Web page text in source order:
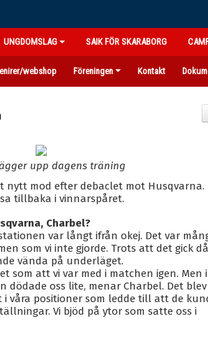
UNGDOMSLAG SAIK FÖR SKARABORG
webshop Föreningen Kontakt
upp dagens träning
nytt mod efter debaclet mot Husqvarna.
tillbaka i vinnarspåret.
Charbel?
var långt ifrån okej. Det var
som vi inte gjorde. Trots att det gick
vända på underläget.
som att vi var med i matchen igen. Men
dödade oss lite, menar Charbel. Det
i våra positioner som ledde till att de
Vi bjöd på ytor som satte oss i